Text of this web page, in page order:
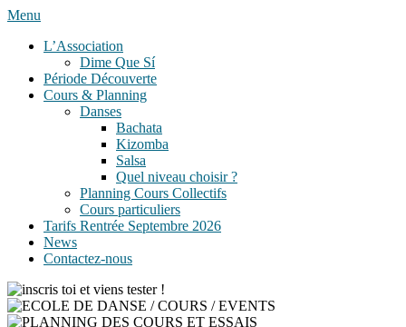
Skip
content
Ecole de Bachata, Salsa,
Kizomba à Lyon
Menu
L’Association
Dime Que Sí
Période Découverte
Cours & Planning
Danses
Bachata
Kizomba
Salsa
Quel niveau choisir ?
Planning Cours Collectifs
Cours particuliers
Tarifs Rentrée Septembre 2026
News
Contactez-nous